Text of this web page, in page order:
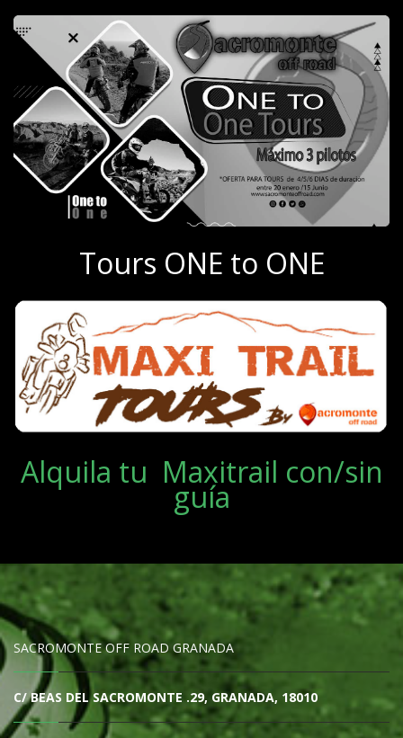
Tours ONE to ONE
Alquila tu Maxitrail con/sin
guía
SACROMONTE OFF ROAD GRANADA
C/ BEAS DEL SACROMONTE .29, GRANADA, 18010